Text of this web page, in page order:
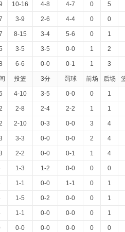
10-16 4-8 4-7 0 5
3-9 2-6 4-4 0 0
8-15 3-4 5-6 0 1
3-5 3-5 0-0 1 2
6-6 0-0 0-1 1 3
投篮 3分 罚球 前场 后场
4-10 3-5 0-0 0 1
2-8 2-4 2-2 1 1
2-10 0-3 0-0 3 4
3-3 0-0 0-0 2 4
2-2 0-0 0-1 1 4
1-3 1-2 0-0 0 0
1-1 0-0 1-1 0 1
1-5 0-2 0-0 0 1
1-1 0-0 0-0 0 1
0-0 0-0 0-0 0 0